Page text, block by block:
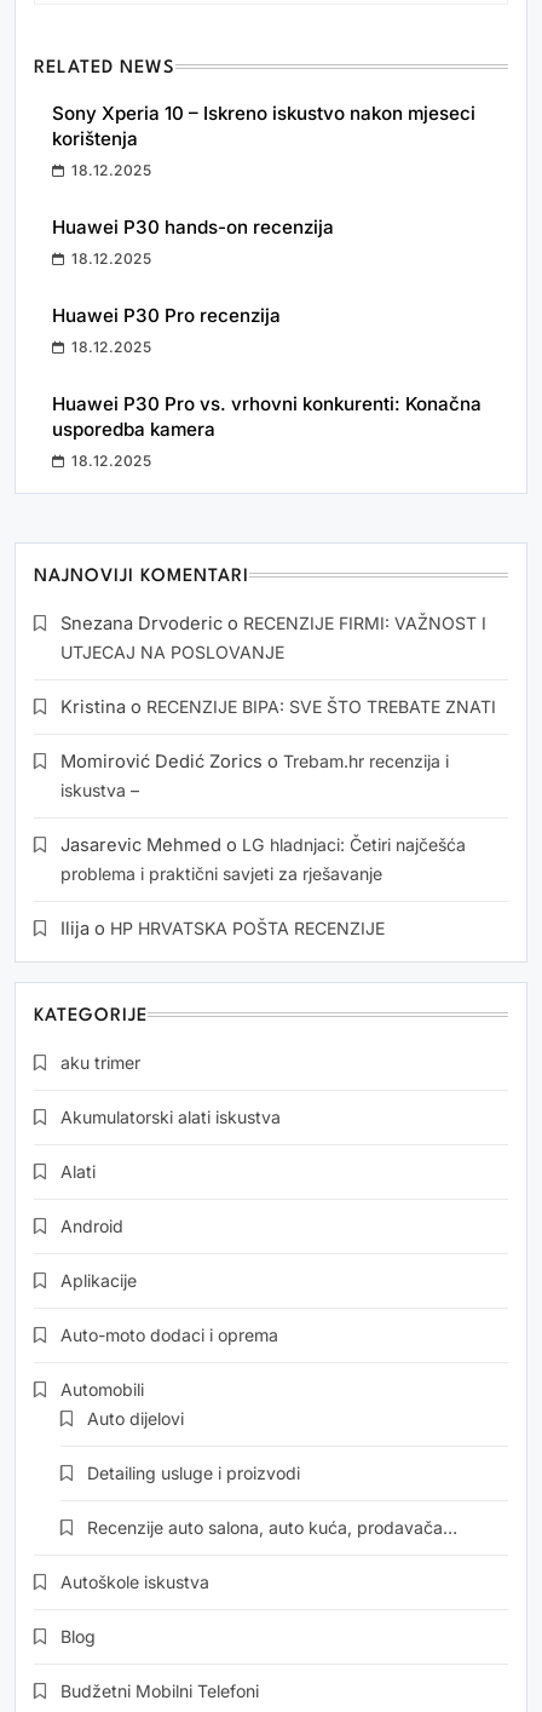
RELATED NEWS
Sony Xperia 10 – Iskreno iskustvo nakon mjeseci
korištenja
18.12.2025
Huawei P30 hands-on recenzija
18.12.2025
Huawei P30 Pro recenzija
18.12.2025
Huawei P30 Pro vs. vrhovni konkurenti: Konačna
usporedba kamera
18.12.2025
NAJNOVIJI KOMENTARI
Snezana Drvoderic o RECENZIJE FIRMI: VAŽNOST I
UTJECAJ NA POSLOVANJE
Kristina o RECENZIJE BIPA: SVE ŠTO TREBATE ZNATI
Momirović Dedić Zorics o Trebam.hr recenzija i
iskustva –
Jasarevic Mehmed o LG hladnjaci: Četiri najčešća
problema i praktični savjeti za rješavanje
Ilija o HP HRVATSKA POŠTA RECENZIJE
KATEGORIJE
aku trimer
Akumulatorski alati iskustva
Alati
Android
Aplikacije
Auto-moto dodaci i oprema
Automobili
Auto dijelovi
Detailing usluge i proizvodi
Recenzije auto salona, auto kuća, prodavača…
Autoškole iskustva
Blog
Budžetni Mobilni Telefoni